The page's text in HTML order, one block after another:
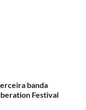
banda
Festival